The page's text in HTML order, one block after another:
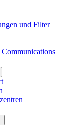
und Filter